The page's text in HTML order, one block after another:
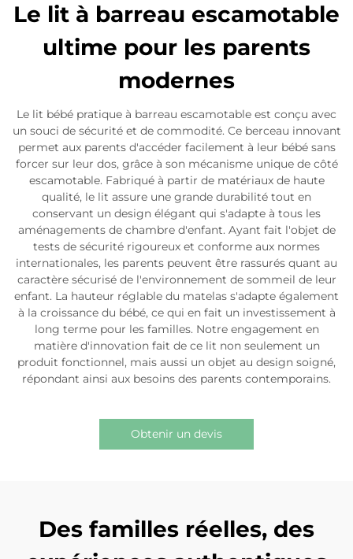
Le lit à barreau escamotable
ultime pour les parents
modernes
Le lit bébé pratique à barreau escamotable est conçu avec
un souci de sécurité et de commodité. Ce berceau innovant
permet aux parents d'accéder facilement à leur bébé sans
forcer sur leur dos, grâce à son mécanisme unique de côté
escamotable. Fabriqué à partir de matériaux de haute
qualité, le lit assure une grande durabilité tout en
conservant un design élégant qui s'adapte à tous les
aménagements de chambre d'enfant. Ayant fait l'objet de
tests de sécurité rigoureux et conforme aux normes
internationales, les parents peuvent être rassurés quant au
caractère sécurisé de l'environnement de sommeil de leur
enfant. La hauteur réglable du matelas s'adapte également
à la croissance du bébé, ce qui en fait un investissement à
long terme pour les familles. Notre engagement en
matière d'innovation fait de ce lit non seulement un
produit fonctionnel, mais aussi un objet au design soigné,
répondant ainsi aux besoins des parents contemporains.
Obtenir un devis
Des familles réelles, des